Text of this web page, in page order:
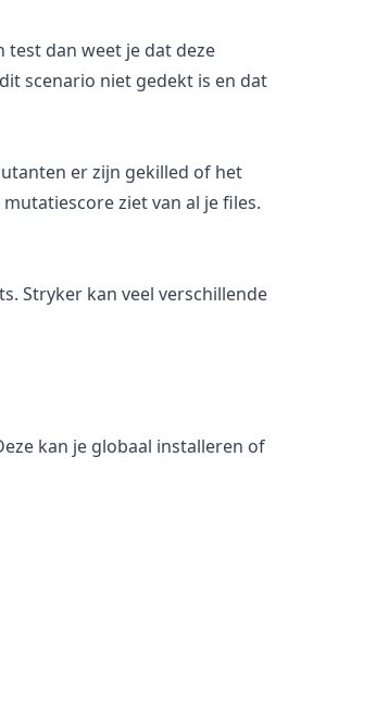
dan weet je dat deze
scenario niet gedekt is en dat
er zijn gekilled of het
ziet van al je files.
Stryker kan veel verschillende
kan je globaal installeren of